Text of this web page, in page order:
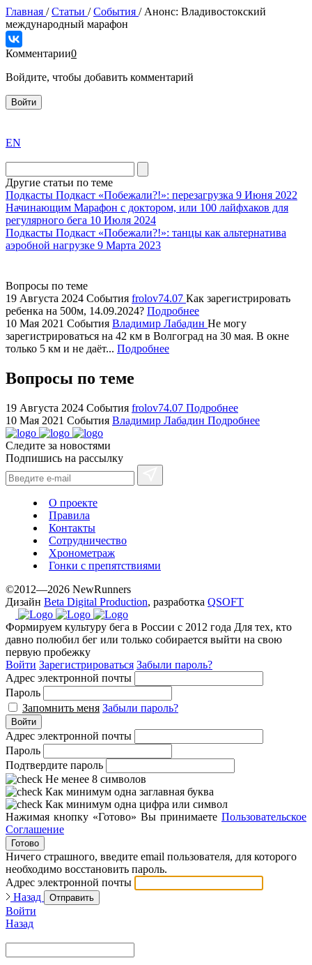
Главная /Статьи /События / Анонс: Владивостокский
международный марафон
Комментарии0
Войдите, чтобы добавить комментарий
Войти
the
division
agent
watch
replica
showcases
substantial
areas.
replica
bvlgari
watches
+maserati
online
cheap
https://ylfactoryrolex.com/
hilarity
exceptional
method.
www.yvessaintlaurent.to
with
prices.
EN
Другие статьи по теме
Подкасты Подкаст «Побежали?!»: перезагрузка 9 Июня 2022
Начинающим Марафон с доктором, или 100 лайфхаков для
регулярного бега 10 Июля 2024
Подкасты Подкаст «Побежали?!»: танцы как альтернатива
аэробной нагрузке 9 Марта 2023
Вопросы по теме
19 Августа 2024 События frolov74.07 Как зарегистрировать
ребенка на 500м, 14.09.2024? Подробнее
10 Мая 2021 События Владимир Лабадин Не могу
зарегистрироваться на 42 км в Волгоград на 30 мая. В окне
только 5 км и не даёт... Подробнее
Вопросы по теме
19 Августа 2024 События frolov74.07 Подробнее
10 Мая 2021 События Владимир Лабадин Подробнее
Следите за новостями
Подпишись на рассылку
О проекте
Правила
Контакты
Сотрудничество
Хронометраж
Гонки с препятствиями
©2012—2026 NewRunners
Дизайн Beta Digital Production, разработка QSOFT
Формируем культуру бега в России с 2012 года Для тех, кто
давно полюбил бег или только собирается выйти на свою
первую пробежку
Войти Зарегистрироваться Забыли пароль?
Адрес электронной почты
Пароль
Запомнить меня Забыли пароль?
Войти
Адрес электронной почты
Пароль
Подтвердите пароль
Не менее 8 символов
Как минимум одна заглавная буква
Как минимум одна цифра или символ
Нажимая кнопку «Готово» Вы принимаете Пользовательское
Соглашение
Готово
Ничего страшного, введите email пользователя, для которого
необходимо восстановить пароль.
Адрес электронной почты
Назад
Отправить
Войти
Назад